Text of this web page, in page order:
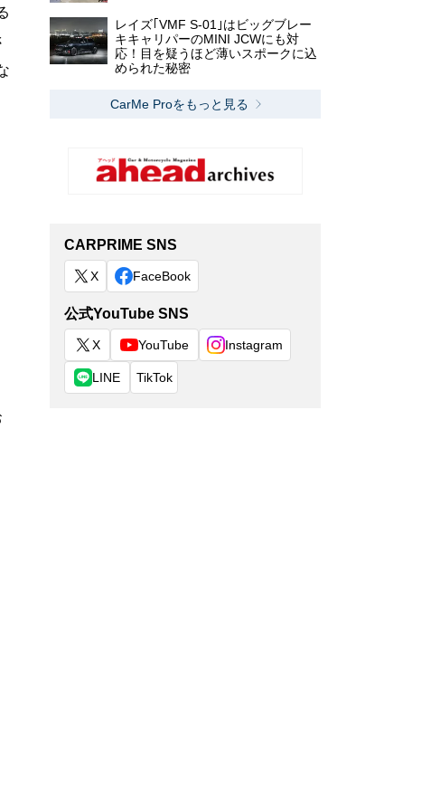
レイズ｢VMF S-01｣はビッグブレー
キキャリパーのMINI JCWにも対
応！目を疑うほど薄いスポークに込
められた秘密
CarMe Proをもっと見る
CARPRIME SNS
X FaceBook
公式YouTube SNS
X YouTube Instagram
LINE TikTok